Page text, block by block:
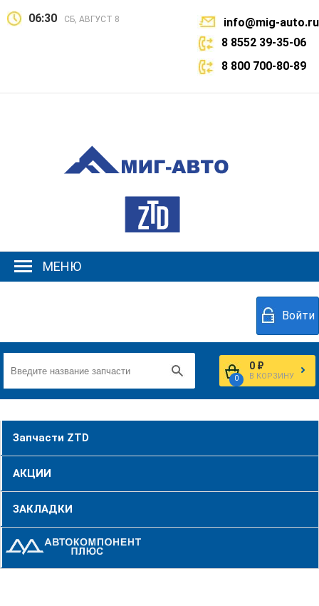
06:30 СБ, АВГУСТ 8
info@mig-auto.ru
8 8552 39-35-06
8 800 700-80-89
МЕНЮ
Войти
0
0 ₽
В КОРЗИНУ
Запчасти ZTD
АКЦИИ
ЗАКЛАДКИ